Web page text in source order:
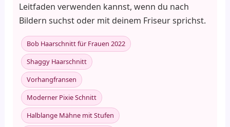
Leitfaden verwenden kannst, wenn du nach
Bildern suchst oder mit deinem Friseur sprichst.
Bob Haarschnitt für Frauen 2022
Shaggy Haarschnitt
Vorhangfransen
Moderner Pixie Schnitt
Halblange Mähne mit Stufen